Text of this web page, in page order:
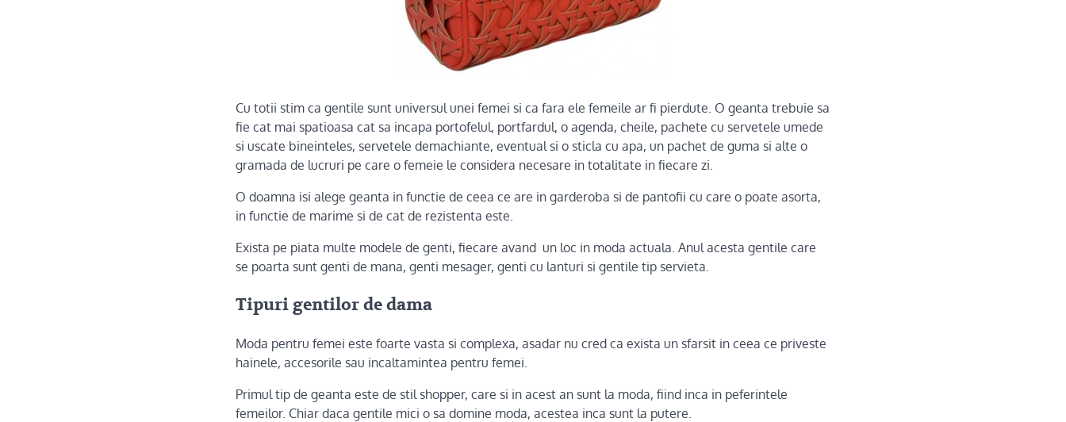
Cu totii stim ca gentile sunt universul unei femei si ca fara ele femeile ar fi pierdute. O geanta trebuie sa
fie cat mai spatioasa cat sa incapa portofelul, portfardul, o agenda, cheile, pachete cu servetele umede
si uscate bineinteles, servetele demachiante, eventual si o sticla cu apa, un pachet de guma si alte o
gramada de lucruri pe care o femeie le considera necesare in totalitate in fiecare zi.
O doamna isi alege geanta in functie de ceea ce are in garderoba si de pantofii cu care o poate asorta,
in functie de marime si de cat de rezistenta este.
Exista pe piata multe modele de genti, fiecare avand un loc in moda actuala. Anul acesta gentile care
se poarta sunt genti de mana, genti mesager, genti cu lanturi si gentile tip servieta.
Tipuri gentilor de dama
Moda pentru femei este foarte vasta si complexa, asadar nu cred ca exista un sfarsit in ceea ce priveste
hainele, accesorile sau incaltamintea pentru femei.
Primul tip de geanta este de stil shopper, care si in acest an sunt la moda, fiind inca in peferintele
femeilor. Chiar daca gentile mici o sa domine moda, acestea inca sunt la putere.